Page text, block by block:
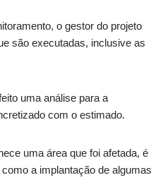
o gestor do projeto
são executadas, inclusive as
uma análise para a
com o estimado.
uma área que foi afetada, é
a implantação de algumas